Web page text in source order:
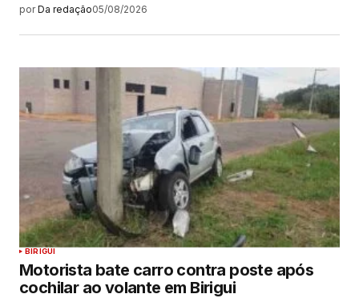
por Da redação05/08/2026
BIRIGUI
Motorista bate carro contra poste após
cochilar ao volante em Birigui